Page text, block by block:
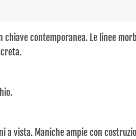
contemporanea. Le linee
a vista. Maniche ampie con